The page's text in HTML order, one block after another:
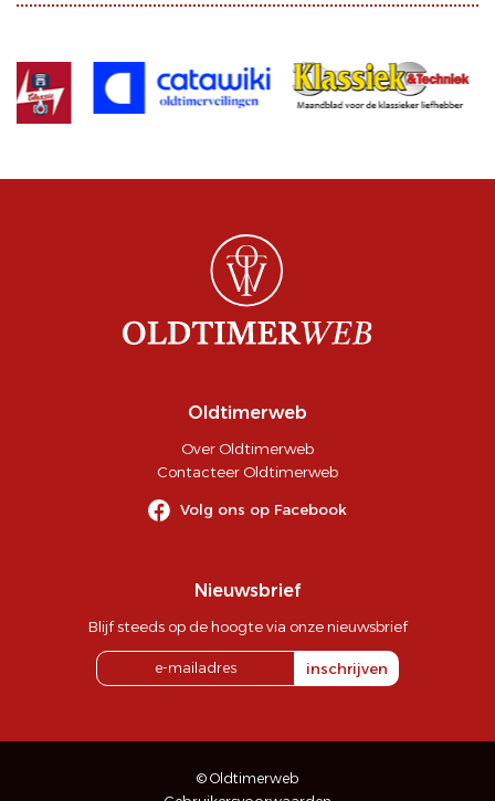
Oldtimerweb
Over Oldtimerweb
Contacteer Oldtimerweb
Volg ons op Facebook
Nieuwsbrief
Blijf steeds op de hoogte via onze nieuwsbrief
inschrijven
© Oldtimerweb